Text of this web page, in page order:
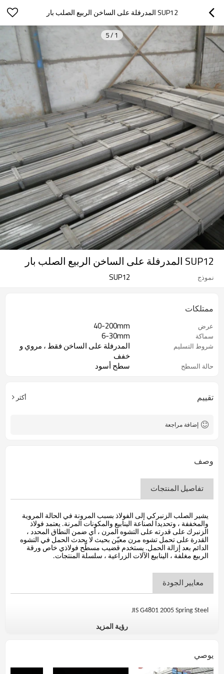
SUP12 المدرفلة على الساخن الربيع الصلب بار
1
/
5
SUP12 المدرفلة على الساخن الربيع الصلب بار
نموذج SUP12
ممتلكات
عرض 40-200mm
سماكة 6-30mm
شروط التسليم
المدرفلة على الساخن فقط ، مروي و
خفف
حالة السطح سطح أسود
تقييم أكثر
إضافة مراجعة
وصف
تفاصيل المنتجات
يشير الصلب الزنبركي إلى الفولاذ بسبب المرونة في الحالة المروية
والمخففة ، وتحديدا لصناعة الينابيع والمكونات المرنة. يعتمد فولاذ
الزنبرك على قدرته على التشوه المرن ، أي ضمن النطاق المحدد ،
القدرة على تحمل تشوه مرن معيّن بحيث لا يحدث الحمل في التشوه
الدائم بعد إزالة الحمل. يستخدم قضيب مسطّح فولاذي خاص ورقة
الربيع مغلفة ، الينابيع الآلات الزراعية ، سلسلة المنتجات.
معايير الجودة
JIS G4801 2005 Spring Steel
الصف الصلب
رؤية المزيد
يوصي